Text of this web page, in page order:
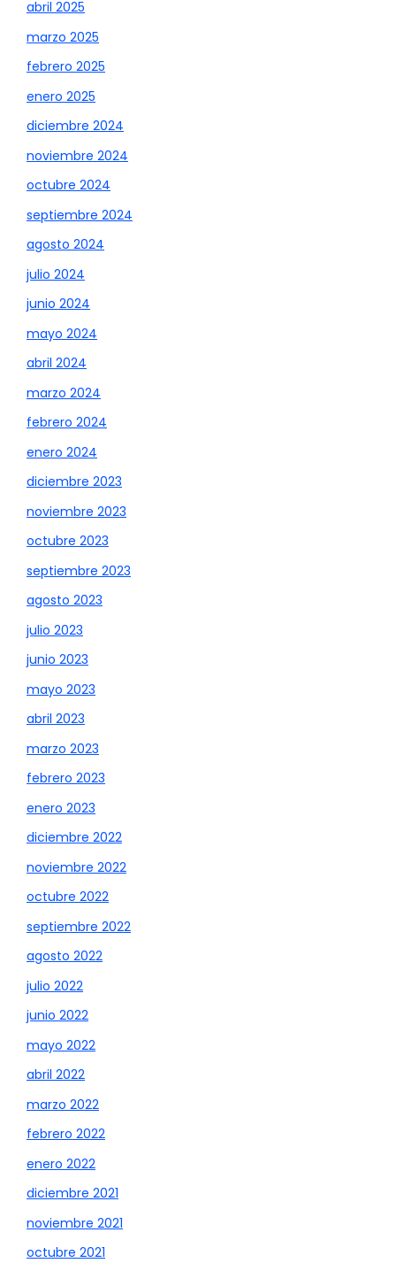
abril 2025
marzo 2025
febrero 2025
enero 2025
diciembre 2024
noviembre 2024
octubre 2024
septiembre 2024
agosto 2024
julio 2024
junio 2024
mayo 2024
abril 2024
marzo 2024
febrero 2024
enero 2024
diciembre 2023
noviembre 2023
octubre 2023
septiembre 2023
agosto 2023
julio 2023
junio 2023
mayo 2023
abril 2023
marzo 2023
febrero 2023
enero 2023
diciembre 2022
noviembre 2022
octubre 2022
septiembre 2022
agosto 2022
julio 2022
junio 2022
mayo 2022
abril 2022
marzo 2022
febrero 2022
enero 2022
diciembre 2021
noviembre 2021
octubre 2021